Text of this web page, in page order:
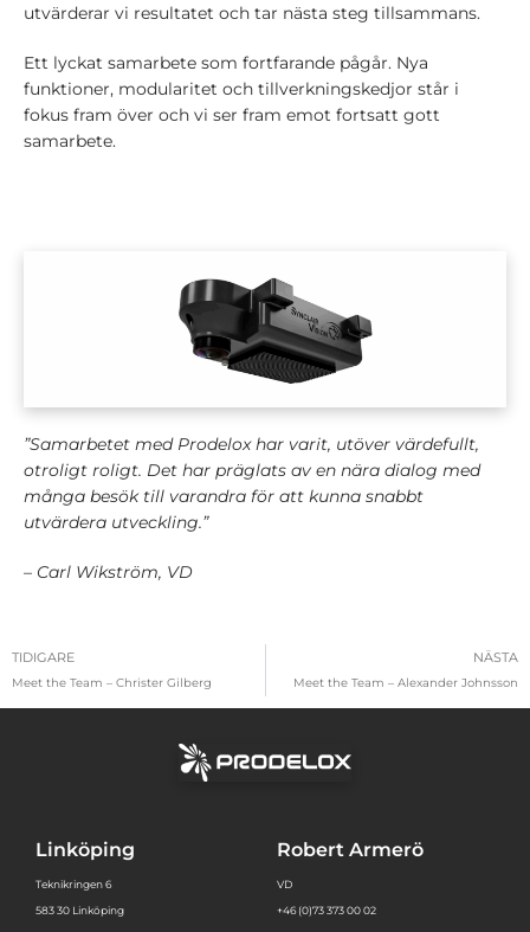
utvärderar vi resultatet och tar nästa steg tillsammans.
Ett lyckat samarbete som fortfarande pågår. Nya
funktioner, modularitet och tillverkningskedjor står i
fokus fram över och vi ser fram emot fortsatt gott
samarbete.
”Samarbetet med Prodelox har varit, utöver värdefullt,
otroligt roligt. Det har präglats av en nära dialog med
många besök till varandra för att kunna snabbt
utvärdera utveckling.”
– Carl Wikström, VD
TIDIGARE
Meet the Team – Christer Gilberg
NÄSTA
Meet the Team – Alexander Johnsson
Linköping
Teknikringen 6
583 30 Linköping
Robert Armerö
VD
+46 (0)73 373 00 02